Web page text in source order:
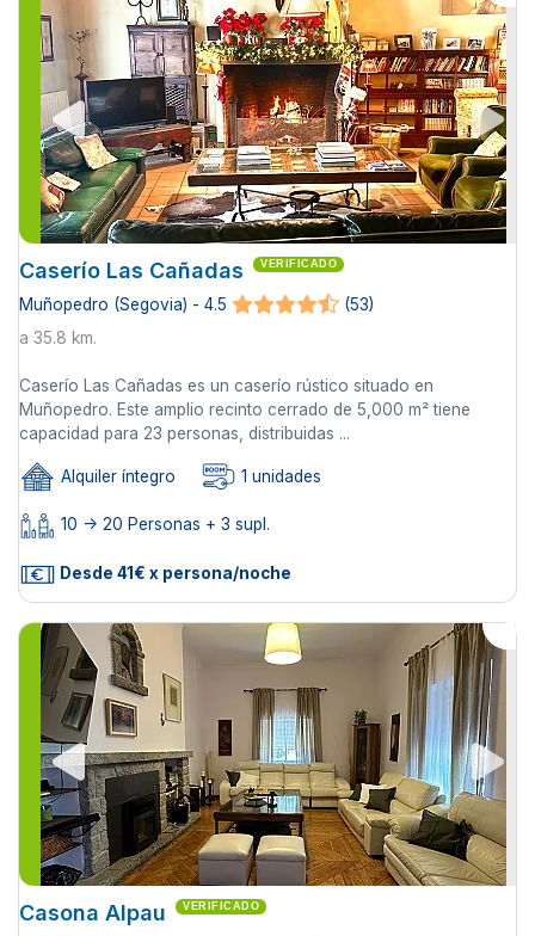
Caserío Las Cañadas VERIFICADO
Muñopedro (Segovia) - 4.5
(53)
a 35.8 km.
Caserío Las Cañadas es un caserío rústico situado en
Muñopedro. Este amplio recinto cerrado de 5,000 m² tiene
capacidad para 23 personas, distribuidas ...
Alquiler íntegro 1 unidades
10 -> 20 Personas + 3 supl.
Desde 41€ x persona/noche
Casona Alpau VERIFICADO